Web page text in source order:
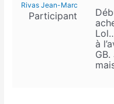
Rivas Jean-Marc
Participant
à